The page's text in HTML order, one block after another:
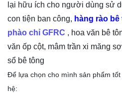
lại hữu ích cho người dùng sử
con tiện ban công, hàng rào bê
phào chỉ GFRC , hoa văn bê
văn ốp cột, mâm trần xi măng
sổ bê tông
Để lựa chọn cho mình sản phẩm
hệ: